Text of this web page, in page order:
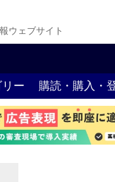
ウェブサイト
ー 購読・購入・